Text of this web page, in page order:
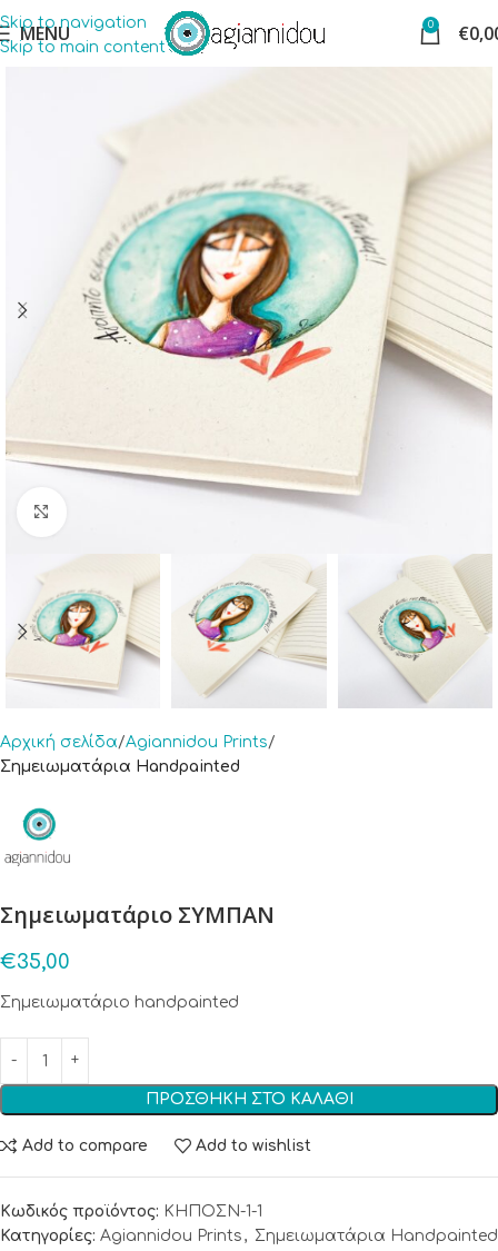
Skip to navigation
Skip to main content
MENU 0 €
Αρχική σελίδα Agiannidou Prints
Σημειωματάρια Handpainted
Σημειωματάριο ΣΥΜΠΑΝ
€35,00
Σημειωματάριο handpainted
ΠΡΟΣΘΉΚΗ ΣΤΟ ΚΑΛΆΘΙ
Add to compare Add to wishlist
Κωδικός προϊόντος: ΚΗΠΟΣΝ-1-1
Κατηγορίες: Agiannidou Prints , Σημειωματάρια Handpainted